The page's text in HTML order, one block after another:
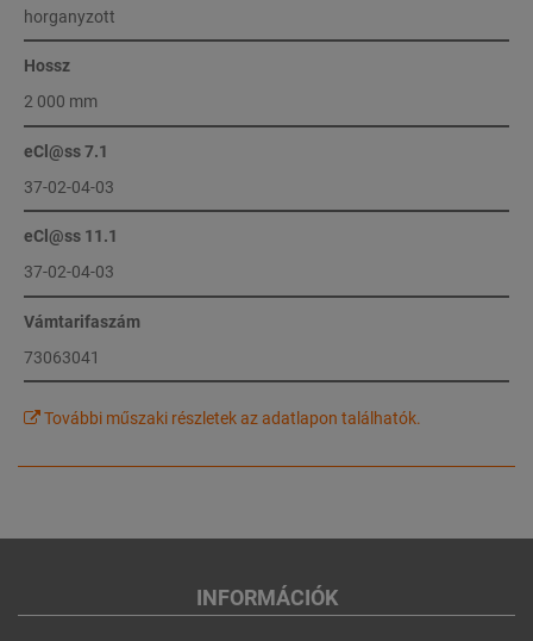
horganyzott
Hossz
2 000 mm
eCl@ss 7.1
37-02-04-03
eCl@ss 11.1
37-02-04-03
Vámtarifaszám
73063041
További műszaki részletek az adatlapon találhatók.
INFORMÁCIÓK